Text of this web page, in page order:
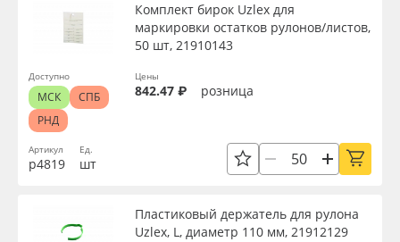
Артикул
р4819
Комплект бирок Uzlex для
маркировки остатков рулонов/листов,
50 шт, 21910143
Ед.
шт
Цены
842.47 ₽ розница
Доступно
МСК
СПБ
РНД
Пластиковый держатель для рулона
Uzlex, L, диаметр 110 мм, 21912129